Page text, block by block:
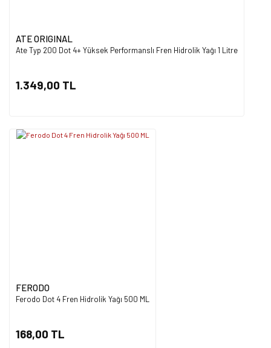
ATE ORIGINAL
Ate Typ 200 Dot 4+ Yüksek Performanslı Fren Hidrolik Yağı 1 Litre
1.349,00 TL
FERODO
Ferodo Dot 4 Fren Hidrolik Yağı 500 ML
168,00 TL